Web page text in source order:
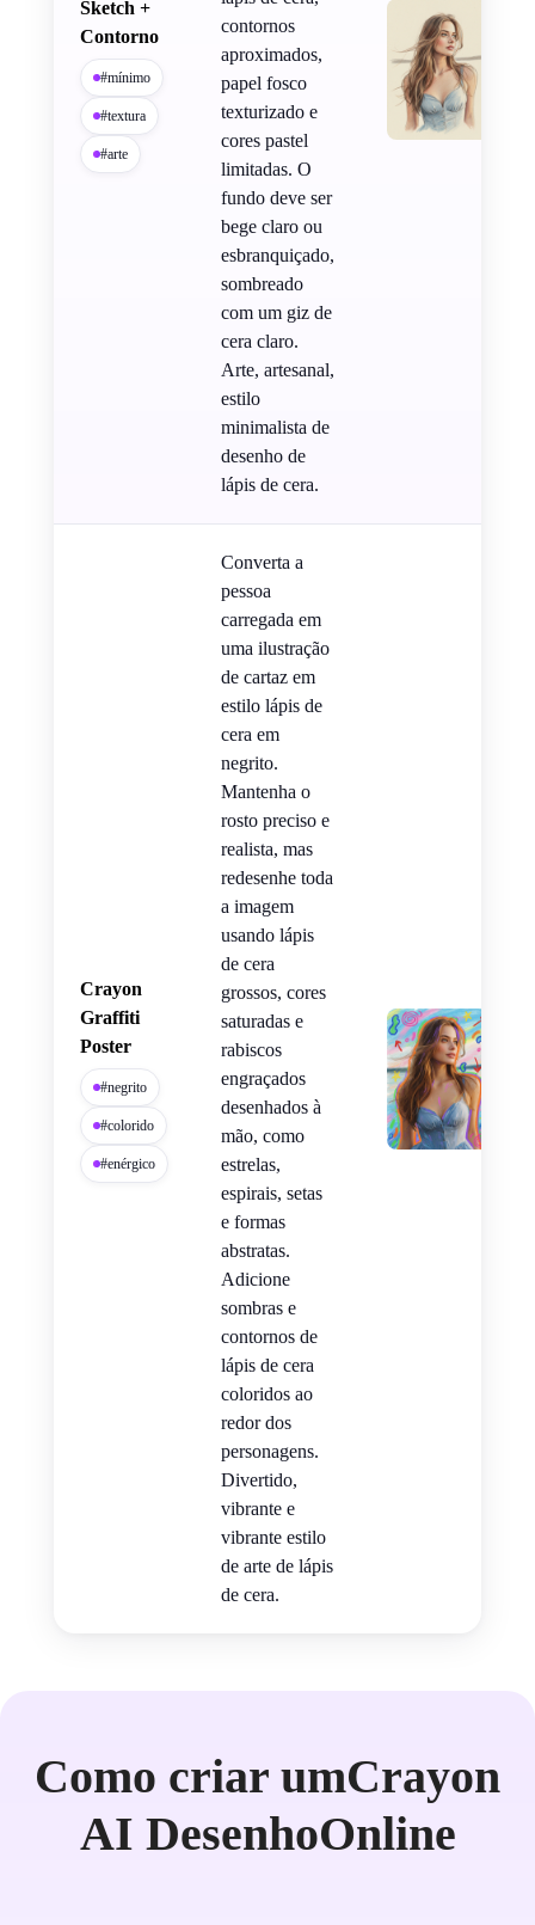
Sketch +
Contorno
#mínimo
#textura
#arte
contornos
aproximados,
papel fosco
texturizado e
cores pastel
limitadas. O
fundo deve ser
bege claro ou
esbranquiçado,
sombreado
com um giz de
cera claro.
Arte, artesanal,
estilo
minimalista de
desenho de
lápis de cera.
Crayon
Graffiti
Poster
#negrito
#colorido
#enérgico
Converta a
pessoa
carregada em
uma ilustração
de cartaz em
estilo lápis de
cera em
negrito.
Mantenha o
rosto preciso e
realista, mas
redesenhe toda
a imagem
usando lápis
de cera
grossos, cores
saturadas e
rabiscos
engraçados
desenhados à
mão, como
estrelas,
espirais, setas
e formas
abstratas.
Adicione
sombras e
contornos de
lápis de cera
coloridos ao
redor dos
personagens.
Divertido,
vibrante e
vibrante estilo
de arte de lápis
de cera.
Como criar umCrayon
AI DesenhoOnline